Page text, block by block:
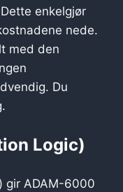
enkelgjør
nede.
med den
Du
Logic)
gir ADAM-6000